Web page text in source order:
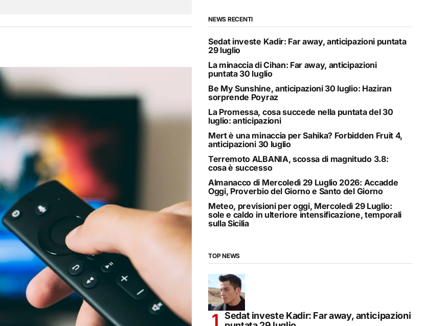
NEWS RECENTI
Sedat investe Kadir: Far away, anticipazioni puntata
29 luglio
La minaccia di Cihan: Far away, anticipazioni
puntata 30 luglio
Be My Sunshine, anticipazioni 30 luglio: Haziran
sorprende Poyraz
La Promessa, cosa succede nella puntata del 30
luglio: anticipazioni
Mert è una minaccia per Sahika? Forbidden Fruit 4,
anticipazioni 30 luglio
Terremoto ALBANIA, scossa di magnitudo 3.8:
cosa è successo
Almanacco di Mercoledì 29 Luglio 2026: Accadde
Oggi, Proverbio del Giorno e Santo del Giorno
Meteo, previsioni per oggi, Mercoledì 29 Luglio:
sole e caldo in ulteriore intensificazione, temporali
sulla Sicilia
TOP NEWS
Sedat investe Kadir: Far away, anticipazioni